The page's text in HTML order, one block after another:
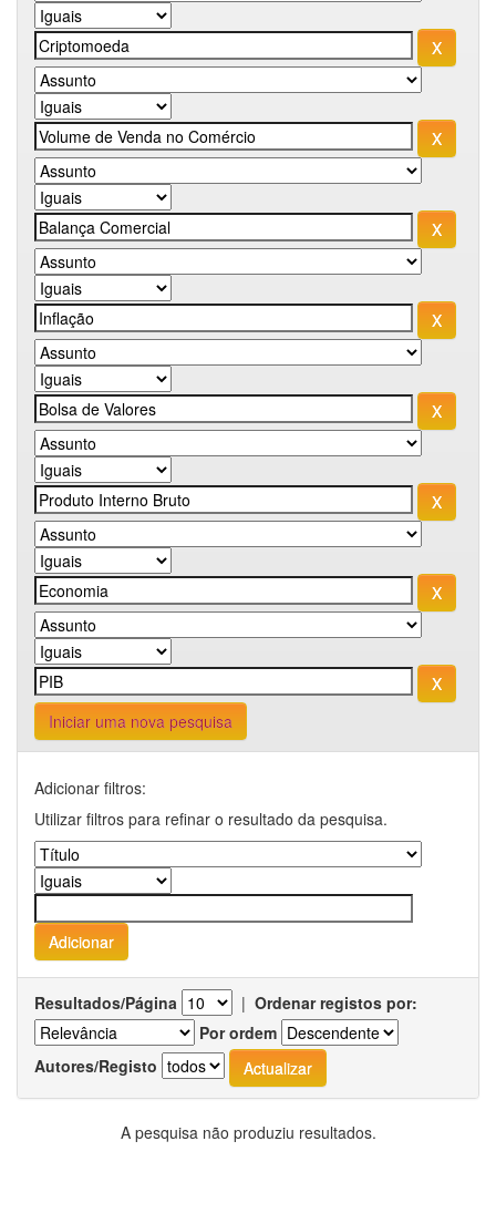
Iniciar uma nova pesquisa
Adicionar filtros:
Utilizar filtros para refinar o resultado da pesquisa.
Resultados/Página | Ordenar registos por:
Por ordem
Autores/Registo
A pesquisa não produziu resultados.